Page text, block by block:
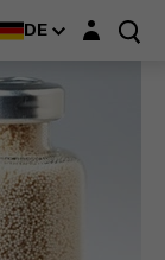
DE Login-Maske